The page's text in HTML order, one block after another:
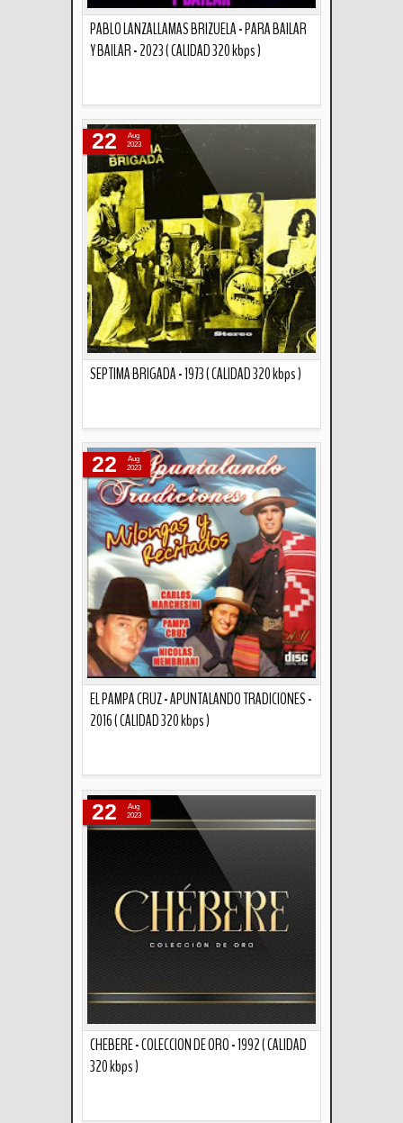
PABLO LANZALLAMAS BRIZUELA - PARA BAILAR
Y BAILAR - 2023 ( CALIDAD 320 kbps )
SEPTIMA BRIGADA - 1973 ( CALIDAD 320 kbps )
22
Aug
2023
EL PAMPA CRUZ - APUNTALANDO TRADICIONES -
2016 ( CALIDAD 320 kbps )
22
Aug
2023
CHEBERE - COLECCION DE ORO - 1992 ( CALIDAD
320 kbps )
22
Aug
2023